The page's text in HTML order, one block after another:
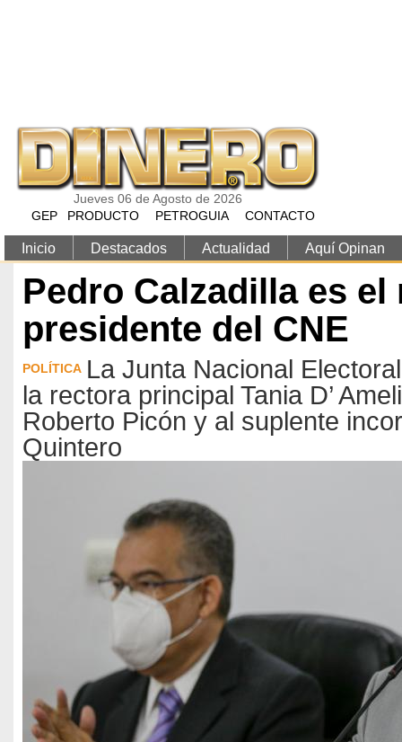
Jueves 06 de Agosto de 2026
GEP
PRODUCTO PETROGUIA CONTACTO
Inicio Destacados Actualidad Aquí Opinan
Pedro Calzadilla es el
presidente del CNE
POLÍTICA La Junta Nacional
la rectora principal Tania D’
Roberto Picón y al suplente
Quintero